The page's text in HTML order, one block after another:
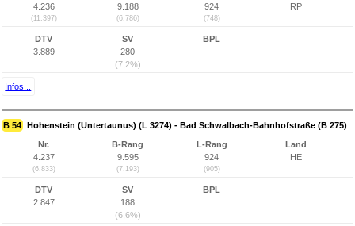
4.236
(11.397)
9.188
(6.786)
924
(748)
RP
DTV
3.889
SV
280
(7,2%)
BPL
Infos...
B 54 Hohenstein (Untertaunus) (L 3274) - Bad Schwalbach-Bahnhofstraße (B 275)
Nr.
4.237
(6.833)
B-Rang
9.595
(7.193)
L-Rang
924
(905)
Land
HE
DTV
2.847
SV
188
(6,6%)
BPL